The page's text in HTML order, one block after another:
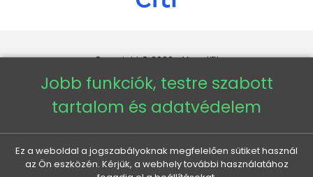
Copyright © 2026 - Veneti™
Veneti HU
Veneti CZ
Veneti DE
Jobb funkciók, testre szabott
tartalom és adatvédelem
Ez a weboldal a jogszabályoknak megfelelően sütiket használ
az Ön eszközén. Kérjük, a webhely további használatához